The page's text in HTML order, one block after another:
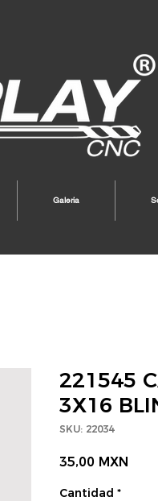
Galeria
221545
3X16
SKU: 22034
35,00 MXN
Cantidad *